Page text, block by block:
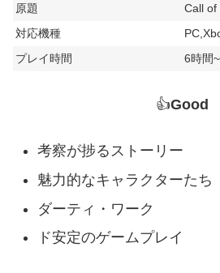
原題
Call of
対応機種
プレイ時間
6時間~
👍Good
考察が捗るストーリー
魅力的なキャラクターたち
ダーティ・ワーク
ド安定のゲームプレイ